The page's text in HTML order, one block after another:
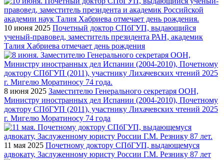
10 июня 2025 Почетный доктор СПбГУП, выдающийся
ученый-правовед, заместитель президента РАН, академик
Талия Хабриева отмечает день рождения
8 июня 2025 Заместителю Генерального секретаря ООН,
Министру иностранных дел Испании (2004-2010), Почетному
доктору СПбГУП (2011), участнику Лихачевских чтений 2025
г. Мигелю Моратиносу 74 года
11 мая 2025 Почетному доктору СПбГУП, выдающемуся
адвокату, Заслуженному юристу России Г.М. Резнику 87 лет